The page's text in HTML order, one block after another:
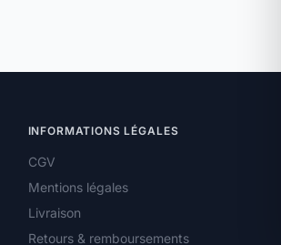
INFORMATIONS LÉGALES
CGV
Mentions légales
Livraison
Retours & remboursements